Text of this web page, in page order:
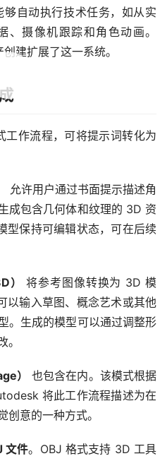
自动执行技术任务，如从实
摄像机跟踪和角色动画。
建扩展了这一系统。
作流程，可将提示词转化为
允许用户通过书面提示描述角
成包含几何体和纹理的 3D 资
型保持可编辑状态，可在后续
）
将参考图像转换为 3D 模
以输入草图、概念艺术或其他
。生成的模型可以通过调整形
）
也包含在内。该模式根据
将此工作流程描述为在
意的一种方式。
文件。OBJ 格式支持 3D 工具